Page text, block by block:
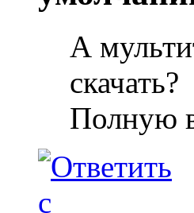
А
скачать?
Полную